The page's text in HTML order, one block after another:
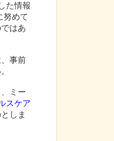
た情報
努めて
はあ
事前
ミー
スケア
しま